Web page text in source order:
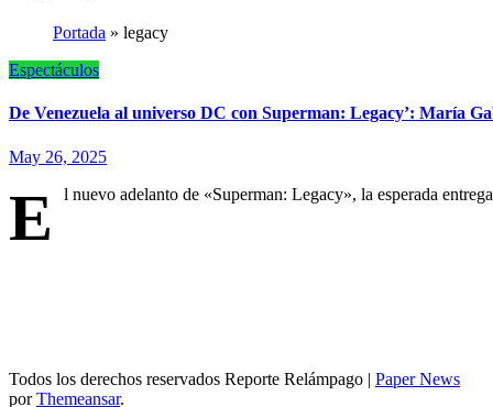
Portada » legacy
Espectáculos
De Venezuela al universo DC con Superman: Legacy’: María
May 26, 2025
E l nuevo adelanto de «Superman: Legacy», la esperada
Todos los derechos reservados Reporte Relámpago | Paper News
porThemeansar.